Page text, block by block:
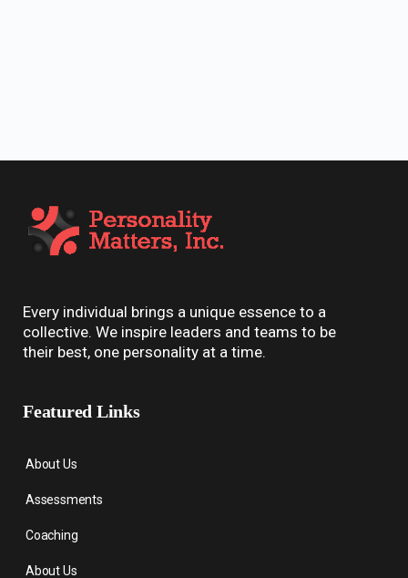
Every individual brings a unique essence to a
collective. We inspire leaders and teams to be
their best, one personality at a time.
Featured Links
About Us
Assessments
Coaching
About Us